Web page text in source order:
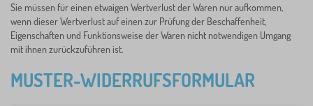
Sie müssen für einen etwaigen Wertverlust der Waren nur aufkommen,
wenn dieser Wertverlust auf einen zur Prüfung der Beschaffenheit,
Eigenschaften und Funktionsweise der Waren nicht notwendigen Umgang
mit ihnen zurückzuführen ist.
MUSTER-WIDERRUFSFORMULAR